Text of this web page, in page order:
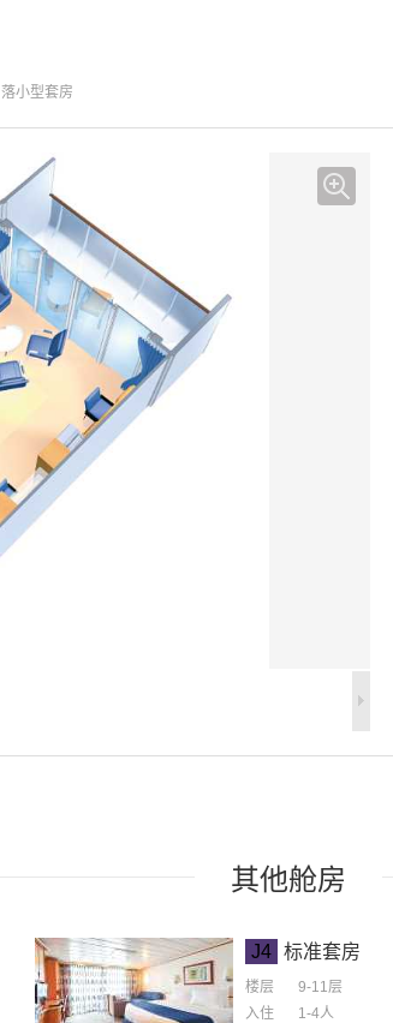
落小型套房
其他舱房
J4 标准套房
楼层
9-11层
入住
1-4人